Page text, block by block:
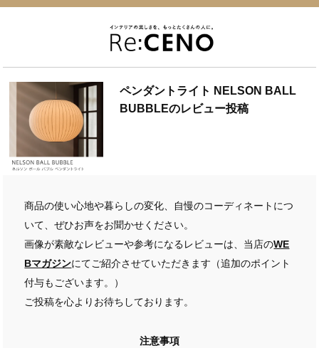
ペンダントライト NELSON BALL
BUBBLEのレビュー投稿
商品の使い心地や暮らしの変化、自慢のコーディネートにつ
いて、ぜひお声をお聞かせください。
画像が素敵なレビューや参考になるレビューは、当店のWE
Bマガジンにてご紹介させていただきます（追加のポイント
付与もございます。）
ご投稿を心よりお待ちしております。
注意事項